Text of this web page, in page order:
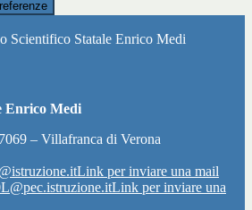
Scientifico Statale Enrico Medi
Enrico Medi
– Villafranca di Verona
Link per inviare una mail
Link per inviare una